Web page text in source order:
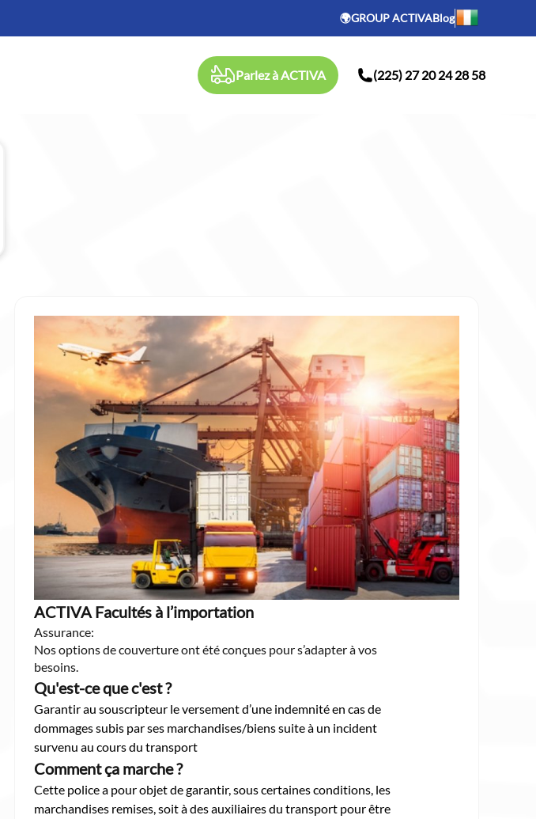
🌍GROUP ACTIVABlog
Parlez à ACTIVA (225) 27 20 24 28 58
ACTIVA Facultés à l’importation
Assurance:
Nos options de couverture ont été conçues pour s’adapter à vos
besoins.
Qu'est-ce que c'est ?
Garantir au souscripteur le versement d’une indemnité en cas de
dommages subis par ses marchandises/biens suite à un incident
survenu au cours du transport
Comment ça marche ?
Cette police a pour objet de garantir, sous certaines conditions, les
marchandises remises, soit à des auxiliaires du transport pour être